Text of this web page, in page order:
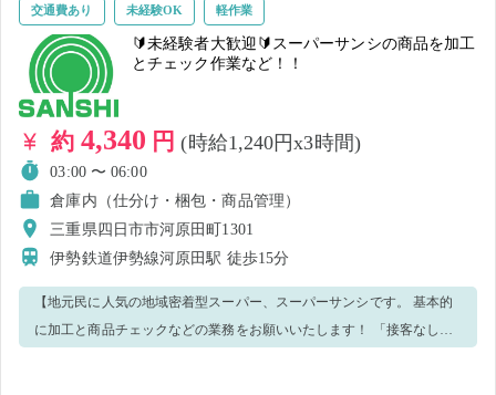
交通費あり 未経験OK 軽作業
🔰未経験者大歓迎🔰スーパーサンシの商品を加工
とチェック作業など！！
約 4,340 円(時給1,240円x3時間)
03:00 〜 06:00
倉庫内（仕分け・梱包・商品管理）
三重県四日市市河原田町1301
伊勢鉄道伊勢線河原田駅 徒歩15分
【地元民に人気の地域密着型スーパー、スーパーサンシです。 基本的
に加工と商品チェックなどの業務をお願いいたします！ 「接客なし」